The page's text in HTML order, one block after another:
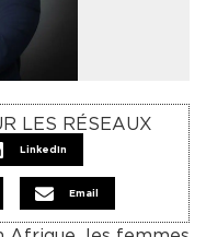
LES RÉSEAUX
LinkedIn
Email